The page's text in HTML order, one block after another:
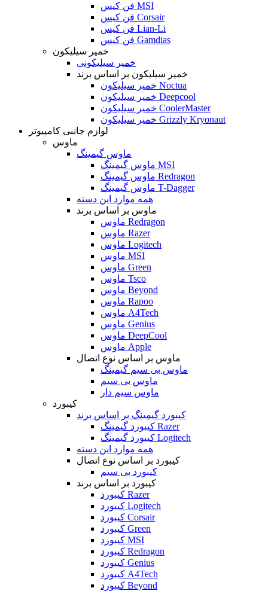
فن کیس MSI
فن کیس Corsair
فن کیس Lian-Li
فن کیس Gamdias
خمیر سیلیکون
خمیر سیلیکونی
خمیر سیلیکون بر اساس برند
خمیر سیلیکون Noctua
خمیر سیلیکون Deepcool
خمیر سیلیکون CoolerMaster
خمیر سیلیکون Grizzly Kryonaut
لوازم جانبی کامپیوتر
ماوس
ماوس گیمینگ
ماوس گیمینگ MSI
ماوس گیمینگ Redragon
ماوس گیمینگ T-Dagger
همه موارد این دسته
ماوس بر اساس برند
ماوس Redragon
ماوس Razer
ماوس Logitech
ماوس MSI
ماوس Green
ماوس Tsco
ماوس Beyond
ماوس Rapoo
ماوس A4Tech
ماوس Genius
ماوس DeepCool
ماوس Apple
ماوس بر اساس نوع اتصال
ماوس بی سیم گیمینگ
ماوس بی سیم
ماوس سیم دار
کیبورد
کیبورد گیمینگ بر اساس برند
کیبورد گیمینگ Razer
کیبورد گیمینگ Logitech
همه موارد این دسته
کیبورد بر اساس نوع اتصال
کیبورد بی سیم
کیبورد بر اساس برند
کیبورد Razer
کیبورد Logitech
کیبورد Corsair
کیبورد Green
کیبورد MSI
کیبورد Redragon
کیبورد Genius
کیبورد A4Tech
کیبورد Beyond